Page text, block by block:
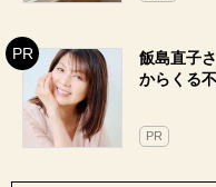
飯島直子
からくる
PR